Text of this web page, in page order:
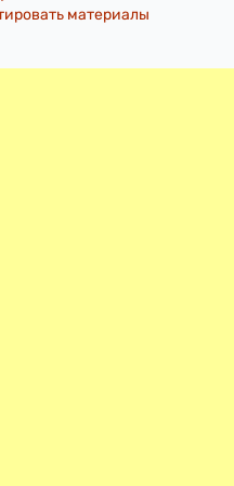
материалы